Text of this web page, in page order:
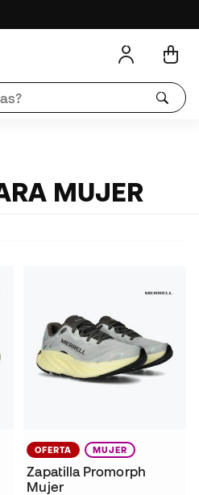
MUJER
OFERTA MUJER
Zapatilla Promorph
Mujer